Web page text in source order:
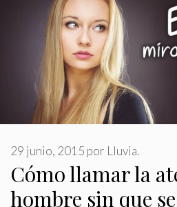
Cómo llamar la
hombre sin que
29 junio, 2015 por Lluvia.